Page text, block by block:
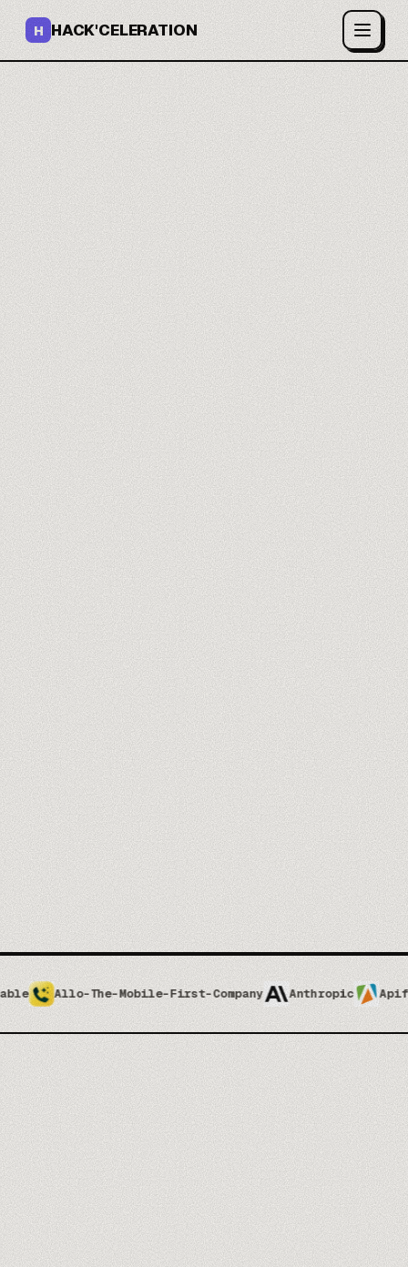
H HACK'CELERATION
Ton app full-stack sans
coder.
ton@entreprise.com
Découvre nos formateurs →
Pas de spam, jamais. Désinscription en un clic.
Mobile-First-Company Anthropic Apify